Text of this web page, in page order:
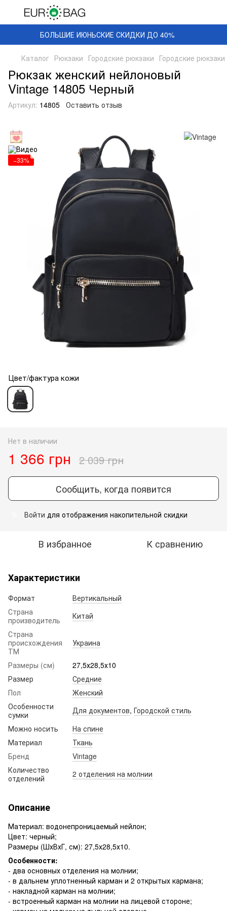
БОЛЬШИЕ ИЮНЬСКИЕ СКИДКИ ДО 40%
Каталог Рюкзаки Городские рюкзаки Городские
Рюкзак женский нейлоновый
Vintage 14805 Черный
Артикул: 14805 Оставить отзыв
−33%
Цвет/фактура кожи
Нет в наличии
1 366 грн 2 039 грн
Сообщить, когда появится
Войти для отображения накопительной скидки
В избранное К сравнению
Характеристики
Формат
Вертикальный
Страна
производитель
Китай
Страна
происхождения
ТМ
Украина
Размеры (см)
27,5х28,5х10
Размер
Средние
Пол
Женский
Особенности
сумки
Для документов, Городской стиль
Можно носить
На спине
Материал
Ткань
Бренд
Vintage
Количество
отделений
2 отделения на молнии
Описание
Материал: водонепроницаемый нейлон;
Цвет: черный;
Размеры (ШхВхГ, см): 27,5х28,5х10.
Особенности:
- два основных отделения на молнии;
- в дальнем уплотненный карман и 2 открытых кармана;
- накладной карман на молнии;
- встроенный карман на молнии на лицевой стороне;